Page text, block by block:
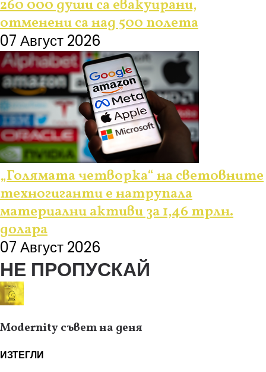
260 000 души са евакуирани,
отменени са над 500 полета
07 Август 2026
„Голямата четворка“ на световните
техногиганти е натрупала
материални активи за 1,46 трлн.
долара
07 Август 2026
НЕ ПРОПУСКАЙ
Modernity съвет на деня
ИЗТЕГЛИ